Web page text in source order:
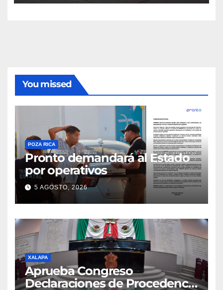
You missed
POZA RICA
Pronto demandará al Estado
por operativos
5 AGOSTO, 2026
XALAPA
Aprueba Congreso
Declaraciones de Procedencia